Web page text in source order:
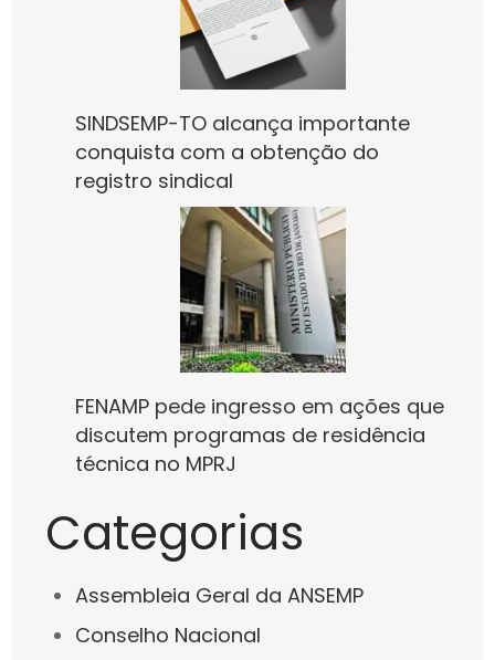
SINDSEMP-TO alcança importante
conquista com a obtenção do
registro sindical
FENAMP pede ingresso em ações que
discutem programas de residência
técnica no MPRJ
Categorias
Assembleia Geral da ANSEMP
Conselho Nacional